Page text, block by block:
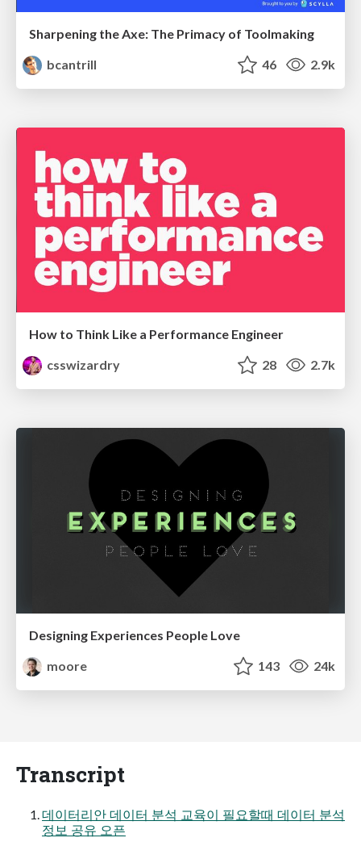
Sharpening the Axe: The Primacy of Toolmaking
bcantrill
46 2.9k
How to Think Like a Performance Engineer
csswizardry
28 2.7k
Designing Experiences People Love
moore
143 24k
Transcript
데이터리안 데이터 분석 교육이 필요할때 데이터 분석
정보 공유 오픈